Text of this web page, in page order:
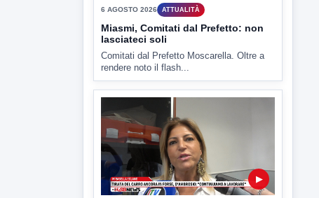
6 AGOSTO 2026 ATTUALITÀ
Miasmi, Comitati dal Prefetto: non
lasciateci soli
Comitati dal Prefetto Moscarella. Oltre a
rendere noto il flash...
▶